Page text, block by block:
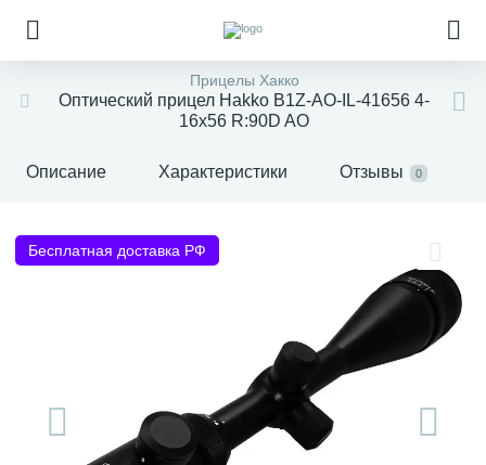
Прицелы Хакко
Оптический прицел Hakko B1Z-AO-IL-41656 4-
16x56 R:90D AO
Описание Характеристики Отзывы 0
Бесплатная доставка РФ